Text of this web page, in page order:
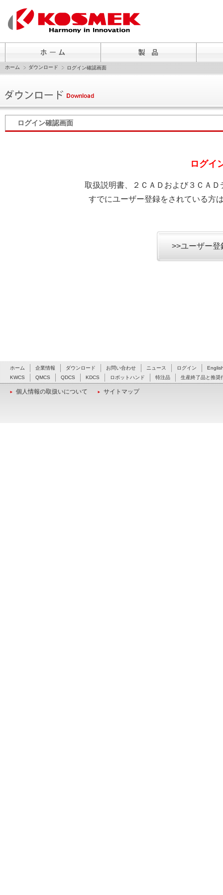
ホーム ダウンロード ログイン確認画面
ログイン確認画面
ログイ
取扱説明書、２ＣＡＤおよび３ＣＡ
すでにユーザー登録をされている方
>>ユーザー
ホーム 企業情報 ダウンロード お問い合わせ ニュース ログイン
KWCS
QMCS QDCS KDCS ロボットハンド 特注品 生産終了品と推奨
個人情報の取扱いについて サイトマップ